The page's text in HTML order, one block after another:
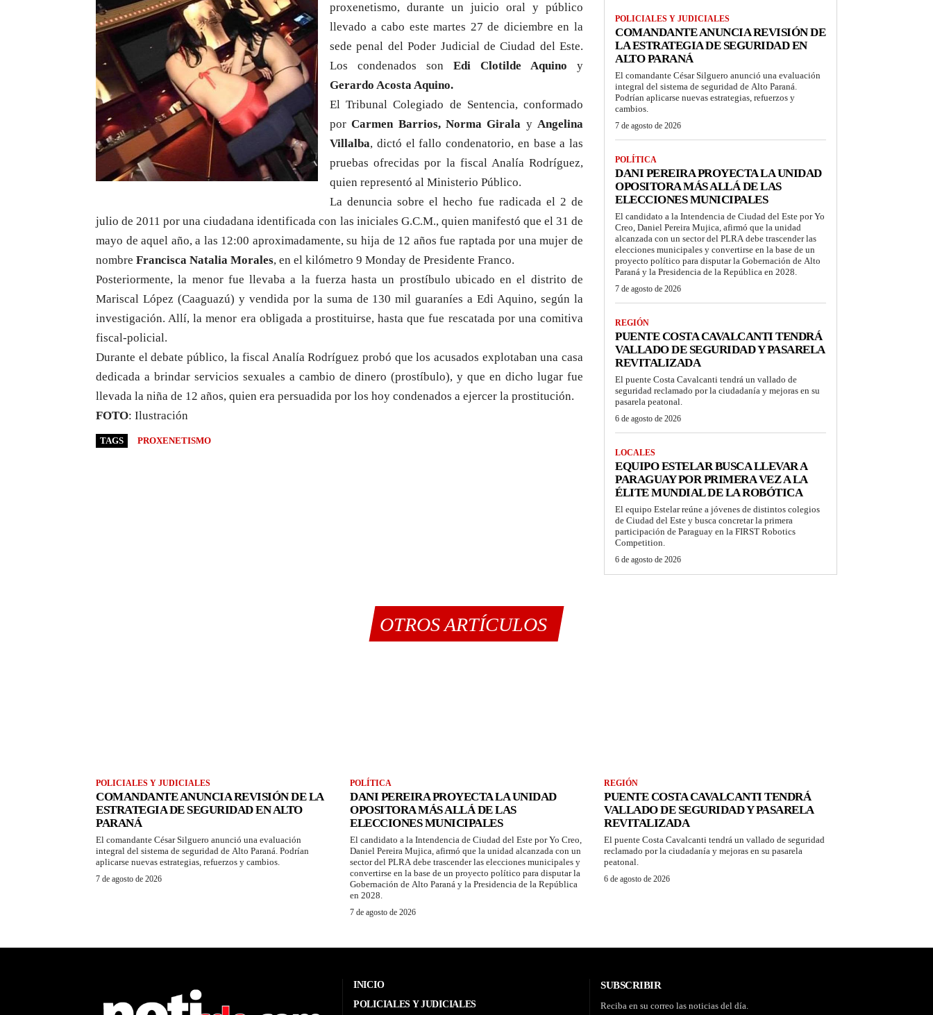
proxenetismo, durante un juicio oral y público
llevado a cabo este martes 27 de diciembre en la
sede penal del Poder Judicial de Ciudad del Este.
Los condenados son Edi Clotilde Aquino y
Gerardo Acosta Aquino.
El Tribunal Colegiado de Sentencia, conformado
porCarmen Barrios, Norma Girala yAngelina
Villalba, dictó el fallo condenatorio, en base a las
pruebas ofrecidas por la fiscal Analía Rodríguez,
quien representó al Ministerio Público.
La denuncia sobre el hecho fue radicada el 2 de
julio de 2011 por una ciudadana identificada con las iniciales G.C.M., quien manifestó que el 31 de
mayo de aquel año, a las 12:00 aproximadamente, su hija de 12 años fue raptada por una mujer de
nombre Francisca Natalia Morales, en el kilómetro 9 Monday de Presidente Franco.
Posteriormente, la menor fue llevaba a la fuerza hasta un prostíbulo ubicado en el distrito de
Mariscal López (Caaguazú) y vendida por la suma de 130 mil guaraníes a Edi Aquino, según la
investigación. Allí, la menor era obligada a prostituirse, hasta que fue rescatada por una comitiva
fiscal-policial.
Durante el debate público, la fiscal Analía Rodríguez probó que los acusados explotaban una casa
dedicada a brindar servicios sexuales a cambio de dinero (prostíbulo), y que en dicho lugar fue
llevada la niña de 12 años, quien era persuadida por los hoy condenados a ejercer la prostitución.
FOTO: Ilustración
TAGS PROXENETISMO
POLICIALES Y JUDICIALES
COMANDANTE ANUNCIA REVISIÓN DE
LA ESTRATEGIA DE SEGURIDAD EN
ALTO PARANÁ
El comandante César Silguero anunció una evaluación
integral del sistema de seguridad de Alto Paraná.
Podrían aplicarse nuevas estrategias, refuerzos y
cambios.
7 de agosto de 2026
POLÍTICA
DANI PEREIRA PROYECTA LA UNIDAD
OPOSITORA MÁS ALLÁ DE LAS
ELECCIONES MUNICIPALES
El candidato a la Intendencia de Ciudad del Este por Yo
Creo, Daniel Pereira Mujica, afirmó que la unidad
alcanzada con un sector del PLRA debe trascender las
elecciones municipales y convertirse en la base de un
proyecto político para disputar la Gobernación de Alto
Paraná y la Presidencia de la República en 2028.
7 de agosto de 2026
REGIÓN
PUENTE COSTA CAVALCANTI TENDRÁ
VALLADO DE SEGURIDAD Y PASARELA
REVITALIZADA
El puente Costa Cavalcanti tendrá un vallado de
seguridad reclamado por la ciudadanía y mejoras en su
pasarela peatonal.
6 de agosto de 2026
LOCALES
EQUIPO ESTELAR BUSCA LLEVAR A
PARAGUAY POR PRIMERA VEZ A LA
ÉLITE MUNDIAL DE LA ROBÓTICA
El equipo Estelar reúne a jóvenes de distintos colegios
de Ciudad del Este y busca concretar la primera
participación de Paraguay en la FIRST Robotics
Competition.
6 de agosto de 2026
OTROS ARTÍCULOS
POLICIALES Y JUDICIALES
COMANDANTE ANUNCIA REVISIÓN DE LA
ESTRATEGIA DE SEGURIDAD EN ALTO
PARANÁ
El comandante César Silguero anunció una evaluación
integral del sistema de seguridad de Alto Paraná. Podrían
aplicarse nuevas estrategias, refuerzos y cambios.
7 de agosto de 2026
POLÍTICA
DANI PEREIRA PROYECTA LA UNIDAD
OPOSITORA MÁS ALLÁ DE LAS
ELECCIONES MUNICIPALES
El candidato a la Intendencia de Ciudad del Este por Yo Creo,
Daniel Pereira Mujica, afirmó que la unidad alcanzada con un
sector del PLRA debe trascender las elecciones municipales y
convertirse en la base de un proyecto político para disputar la
Gobernación de Alto Paraná y la Presidencia de la República
en 2028.
7 de agosto de 2026
REGIÓN
PUENTE COSTA CAVALCANTI TENDRÁ
VALLADO DE SEGURIDAD Y PASARELA
REVITALIZADA
El puente Costa Cavalcanti tendrá un vallado de seguridad
reclamado por la ciudadanía y mejoras en su pasarela
peatonal.
6 de agosto de 2026
INICIO
POLICIALES Y JUDICIALES
SUBSCRIBIR
Reciba en su correo las noticias del día.